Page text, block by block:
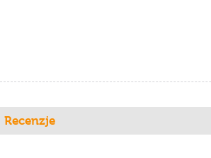
Recenzje